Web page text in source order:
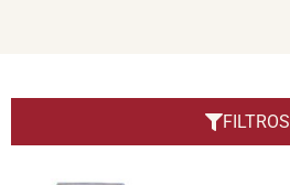
FILTROS